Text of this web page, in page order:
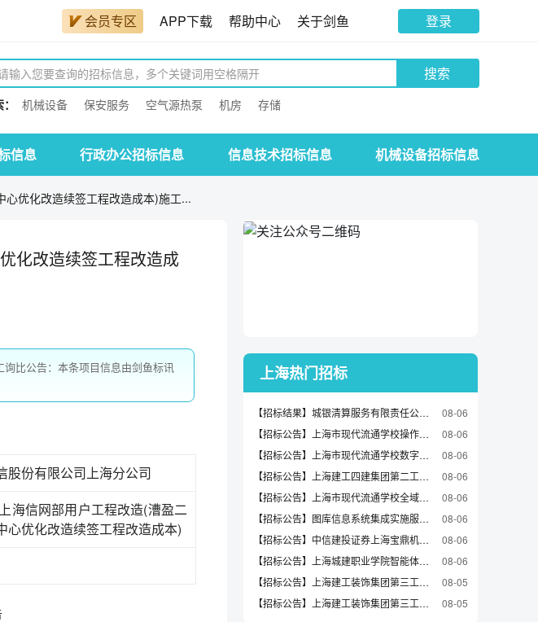
会员专区 APP下载 帮助中心 关于剑鱼 登录
搜索
机械设备 保安服务 空气源热泵 机房 存储
信息 行政办公招标信息 信息技术招标信息 机械设备招标信息
心优化改造续签工程改造成本)施工...
化改造续签工程改造成
询比公告：本条项目信息由剑鱼标讯
股份有限公司上海分公司
海信网部用户工程改造(漕盈二
心优化改造续签工程改造成本)
上海热门招标
【招标结果】城银清算服务有限责任公司2026年应用系统信创改造硬件负载均衡项目的中标候选人公示
08-06
【招标公告】上海市现代流通学校操作实践载体建设服务项目招标公告
08-06
【招标公告】上海市现代流通学校数字创意产训一体化能力图谱资源服务项目招标公告
08-06
【招标公告】上海建工四建集团第二工程公司上海建工四建集团第二工程公司市东医院新江湾院区建设工程项目电焊工劳务采购招标竞争性谈判公告
08-06
【招标公告】上海市现代流通学校全域认知智能基础设施与模型调度支撑服务项目招标公告
08-06
【招标公告】图库信息系统集成实施服务项目招标公告(2026-JH03-W1006)
08-06
【招标公告】中信建投证券上海宝鼎机房柴油发电机应急供电服务采购项目谈判公告
08-06
【招标公告】上海城建职业学院智能体测中心建设项目公开招标公告
08-06
【招标公告】上海建工装饰集团第三工程公司上海大学宝山校区卫浴洁具询价采购公告
08-05
【招标公告】上海建工装饰集团第三工程公司上海大学宝山校区配电箱询价采购公告
08-05